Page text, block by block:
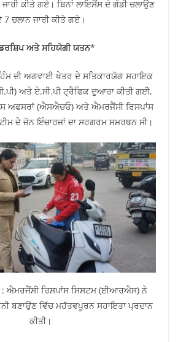
ਕੀਤੇ ਗਏ। ਬਿਨਾਂ ਲਾਇਸੈਂਸ ਦੇ ਗੱਡੀ ਚਲਾਉਣ
7 ਚਲਾਨ ਜਾਰੀ ਕੀਤੇ ਗਏ।
ਅਤੇ ਸਹਿਯੋਗੀ ਯਤਨ*
ਦੀ ਅਗਵਾਈ ਖੇਤਰ ਦੇ ਸਤਿਕਾਰਯੋਗ ਸਹਾਇਕ
ਅਤੇ ਏ.ਸੀ.ਪੀ ਟ੍ਰੈਫਿਕ ਦੁਆਰਾ ਕੀਤੀ ਗਈ,
ਅਫਸਰਾਂ (ਐਸਐਚਓ) ਅਤੇ ਐਮਰਜੈਂਸੀ ਰਿਸਪਾਂਸ
ਦੇ ਜ਼ੋਨ ਇੰਚਾਰਜਾਂ ਦਾ ਸਰਗਰਮ ਸਮਰਥਨ ਸੀ।
ਐਮਰਜੈਂਸੀ ਰਿਸਪਾਂਸ ਸਿਸਟਮ (ਈਆਰਐਸ) ਨੇ
ਬਣਾਉਣ ਵਿੱਚ ਮਹੱਤਵਪੂਰਨ ਸਹਾਇਤਾ ਪ੍ਰਦਾਨ
ਕੀਤੀ।